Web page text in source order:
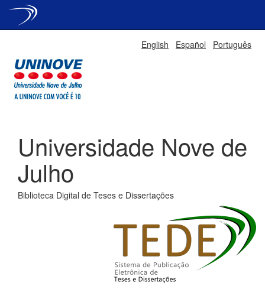
English Español Português
Universidade Nove de
Julho
Biblioteca Digital de Teses e Dissertações